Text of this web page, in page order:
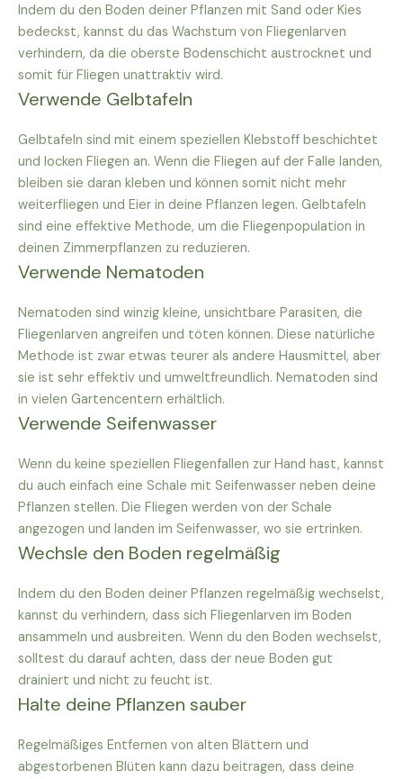
Indem du den Boden deiner Pflanzen mit Sand oder Kies
bedeckst, kannst du das Wachstum von Fliegenlarven
verhindern, da die oberste Bodenschicht austrocknet und
somit für Fliegen unattraktiv wird.
Verwende Gelbtafeln
Gelbtafeln sind mit einem speziellen Klebstoff beschichtet
und locken Fliegen an. Wenn die Fliegen auf der Falle landen,
bleiben sie daran kleben und können somit nicht mehr
weiterfliegen und Eier in deine Pflanzen legen. Gelbtafeln
sind eine effektive Methode, um die Fliegenpopulation in
deinen Zimmerpflanzen zu reduzieren.
Verwende Nematoden
Nematoden sind winzig kleine, unsichtbare Parasiten, die
Fliegenlarven angreifen und töten können. Diese natürliche
Methode ist zwar etwas teurer als andere Hausmittel, aber
sie ist sehr effektiv und umweltfreundlich. Nematoden sind
in vielen Gartencentern erhältlich.
Verwende Seifenwasser
Wenn du keine speziellen Fliegenfallen zur Hand hast, kannst
du auch einfach eine Schale mit Seifenwasser neben deine
Pflanzen stellen. Die Fliegen werden von der Schale
angezogen und landen im Seifenwasser, wo sie ertrinken.
Wechsle den Boden regelmäßig
Indem du den Boden deiner Pflanzen regelmäßig wechselst,
kannst du verhindern, dass sich Fliegenlarven im Boden
ansammeln und ausbreiten. Wenn du den Boden wechselst,
solltest du darauf achten, dass der neue Boden gut
drainiert und nicht zu feucht ist.
Halte deine Pflanzen sauber
Regelmäßiges Entfernen von alten Blättern und
abgestorbenen Blüten kann dazu beitragen, dass deine